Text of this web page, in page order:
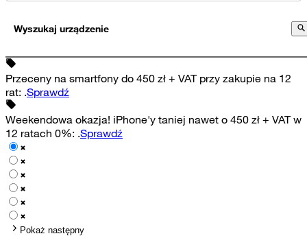
Wyszukaj urządzenie
Przeceny na smartfony do 450 zł + VAT przy zakupie na 12
rat: .Sprawdź
Weekendowa okazja! iPhone'y taniej nawet o 450 zł + VAT w
12 ratach 0%: .Sprawdź
Pokaż następny